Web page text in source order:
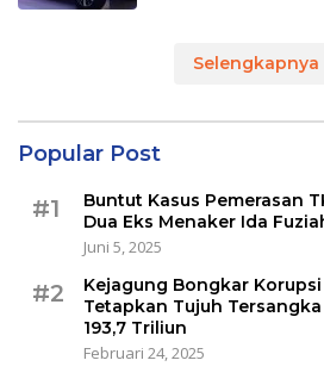
Selengkapnya
Popular Post
#1
Buntut Kasus Pemerasan
Dua Eks Menaker Ida
Juni 5, 2025
#2
Kejagung Bongkar
Tetapkan Tujuh
193,7 Triliun
Februari 24, 2025